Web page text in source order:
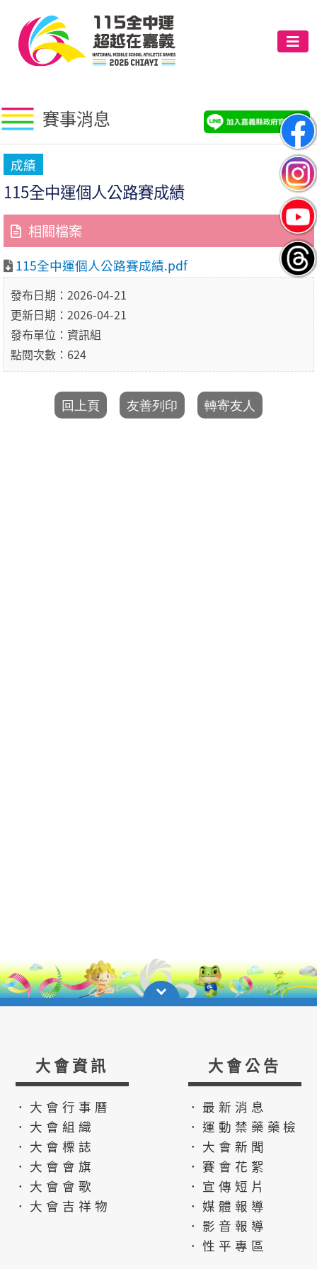
賽事消息
成績
115全中運個人公路賽成績
相關檔案
115全中運個人公路賽成績.pdf
發布日期：2026-04-21
更新日期：2026-04-21
發布單位：資訊組
點閱次數：624
大會資訊
．大會行事曆
．大會組織
．大會標誌
．大會會旗
．大會會歌
．大會吉祥物
大會公告
．最新消息
．運動禁藥藥檢
．大會新聞
．賽會花絮
．宣傳短片
．媒體報導
．影音報導
．性平專區